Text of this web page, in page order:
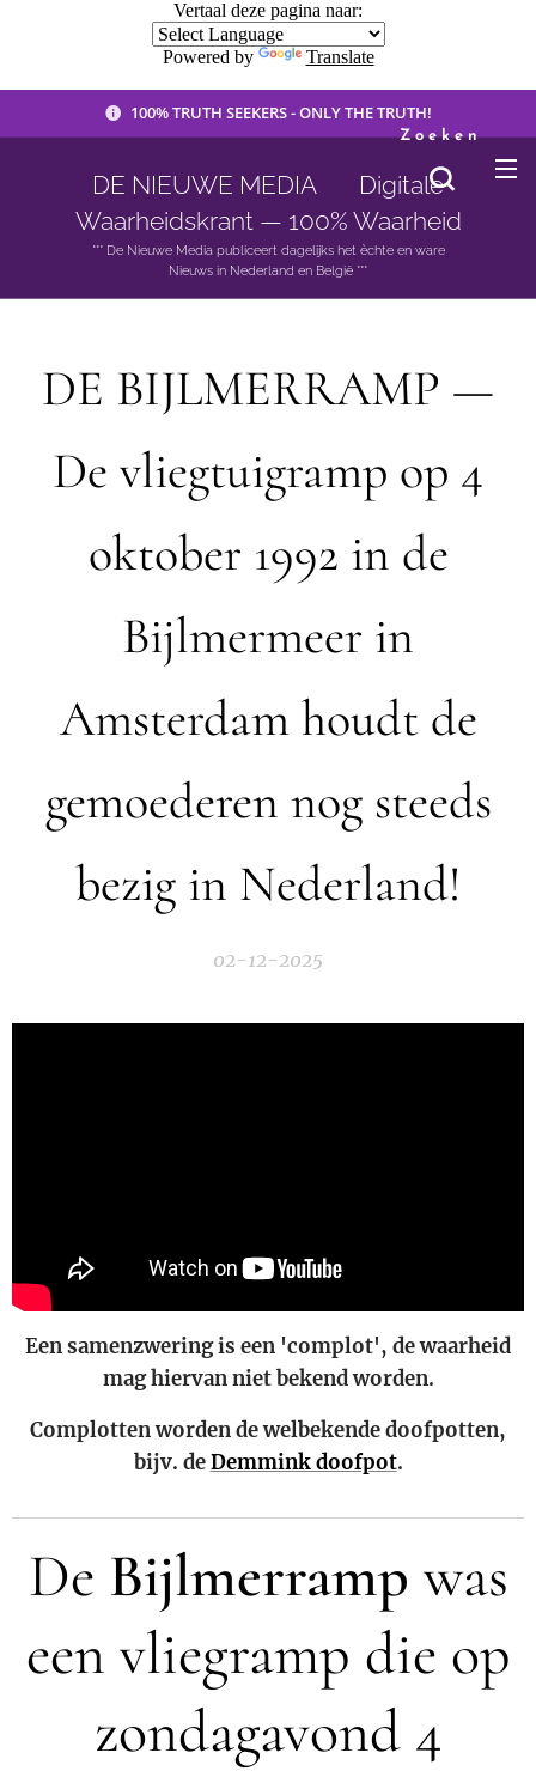
Vertaal deze pagina naar:
Powered by Translate
100% TRUTH SEEKERS - ONLY THE TRUTH!
DE NIEUWE MEDIA 🟣 Digitale
Waarheidskrant — 100% Waarheid
*** De Nieuwe Media publiceert dagelijks het èchte en ware
Nieuws in Nederland en België ***
Zoeken
DE BIJLMERRAMP —
De vliegtuigramp op 4
oktober 1992 in de
Bijlmermeer in
Amsterdam houdt de
gemoederen nog steeds
bezig in Nederland!
02-12-2025
Een samenzwering is een 'complot', de waarheid
mag hiervan niet bekend worden.
Complotten worden de welbekende doofpotten,
bijv. deDemmink doofpot.
De Bijlmerramp was
een vliegramp die op
zondagavond 4